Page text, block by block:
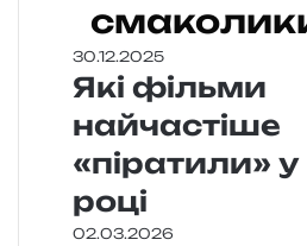
30.12.2025
Які фільми
найчастіше
«піратили»
році
02.03.2026